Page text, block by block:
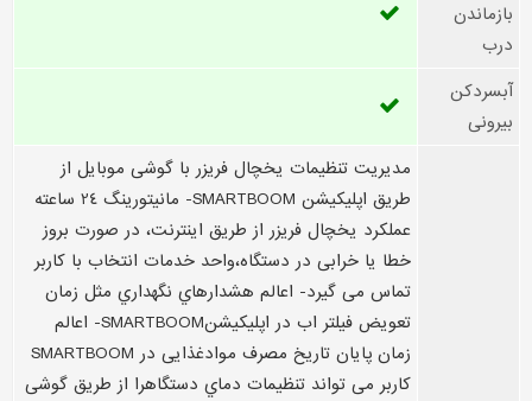
بازماندن
درب
آبسردکن
بیرونی
مدیریت تنظیمات یخچال فریزر با گوشی موبایل از
طریق اپلیکیشن SMARTBOOM- مانیتورینگ 24 ساعته
عملکرد یخچال فریزر از طریق اینترنت، در صورت بروز
خطا یا خرابی در دستگاه،واحد خدمات انتخاب با کاربر
تماس می گیرد- اعالم هشدارهاي نگهداري مثل زمان
تعویض فیلتر اب در اپلیکیشنSMARTBOOM- اعالم
زمان پایان تاریخ مصرف موادغذایی در SMARTBOOM
کاربر می تواند تنظیمات دماي دستگاهرا از طریق گوشی